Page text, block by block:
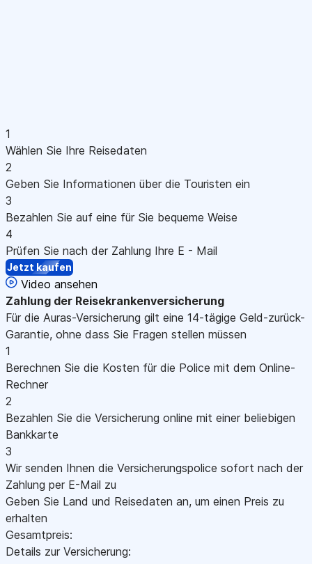
1
Wählen Sie Ihre Reisedaten
2
Geben Sie Informationen über die Touristen ein
3
Bezahlen Sie auf eine für Sie bequeme Weise
4
Prüfen Sie nach der Zahlung Ihre E - Mail
Jetzt kaufen
Video ansehen
Zahlung der Reisekrankenversicherung
Für die Auras-Versicherung gilt eine 14-tägige Geld-zurück-
Garantie, ohne dass Sie Fragen stellen müssen
1
Berechnen Sie die Kosten für die Police mit dem Online-
Rechner
2
Bezahlen Sie die Versicherung online mit einer beliebigen
Bankkarte
3
Wir senden Ihnen die Versicherungspolice sofort nach der
Zahlung per E-Mail zu
Geben Sie Land und Reisedaten an, um einen Preis zu
erhalten
Gesamtpreis:
Details zur Versicherung: